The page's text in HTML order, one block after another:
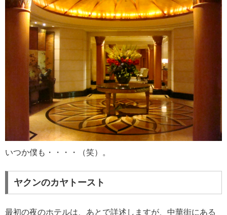
いつか僕も・・・・（笑）。
ヤクンのカヤトースト
最初の夜のホテルは、あとで詳述しますが、中華街にある